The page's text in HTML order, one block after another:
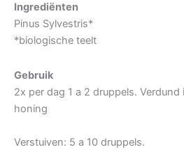
Ingrediënten
Pinus Sylvestris*
*biologische teelt
Gebruik
2x per dag 1 a 2 druppels.
honing
Verstuiven: 5 a 10 druppels.